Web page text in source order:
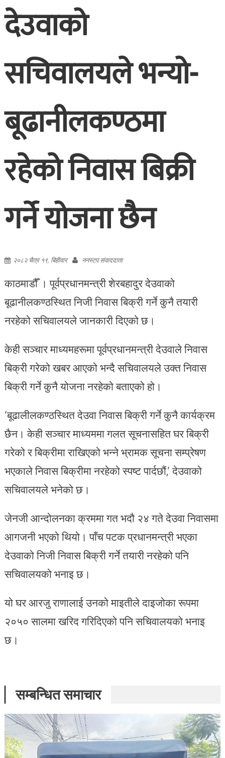
देउवाको
सचिवालयले भन्यो-
बूढानीलकण्ठमा
रहेको निवास बिक्री
गर्ने योजना छैन
२०८२ चैत्र १९, बिहीवार ननस्टप संवाददाता
काठमाडौँ । पूर्वप्रधानमन्त्री शेरबहादुर देउवाको
बूढानीलकण्ठस्थित निजी निवास बिक्री गर्ने कुनै तयारी
नरहेको सचिवालयले जानकारी दिएको छ।
केही सञ्चार माध्यमहरूमा पूर्वप्रधानमन्त्री देउवाले निवास
बिक्री गरेको खबर आएको भन्दै सचिवालयले उक्त निवास
बिक्री गर्ने कुनै योजना नरहेको बताएको हो।
‘बूढालीलकण्ठस्थित देउवा निवास बिक्री गर्ने कुनै कार्यक्रम
छैन। केही सञ्चार माध्यममा गलत सूचनासहित घर बिक्री
गरेको र बिक्रीमा राखिएको भन्ने भ्रामक सूचना सम्प्रेषण
भएकाले निवास बिक्रीमा नरहेको स्पष्ट पार्दछौं,’ देउवाको
सचिवालयले भनेको छ।
जेनजी आन्दोलनका क्रममा गत भदौ २४ गते देउवा निवासमा
आगजनी भएको थियो। पाँच पटक प्रधानमन्त्री भएका
देउवाको निजी निवास बिक्री गर्ने तयारी नरहेको पनि
सचिवालयको भनाइ छ।
यो घर आरजु राणालाई उनको माइतीले दाइजोका रूपमा
२०५० सालमा खरिद गरिदिएको पनि सचिवालयको भनाइ
छ।
सम्बन्धित समाचार